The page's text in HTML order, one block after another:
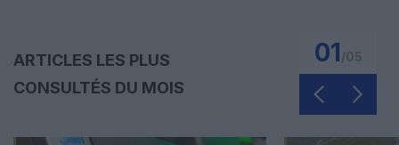
ARTICLES LES PLUS
CONSULTÉS DU MOIS
01